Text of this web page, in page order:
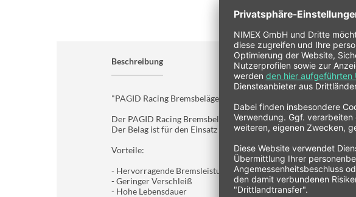
Beschreibung
"PAGID Racing Bremsbeläge
Der PAGID Racing Bremsbelag ist ein Rennbremsbelag für
Der Belag ist für den Einsatz auf Rennstrecken konzipiert und
Vorteile:
- Hervorragende Bremsleistung
- Geringer Verschleiß
- Hohe Lebensdauer